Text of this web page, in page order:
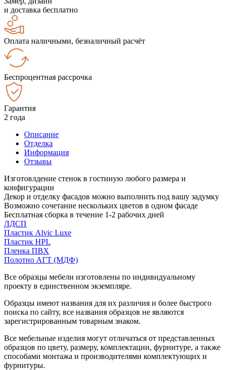
и доставка бесплатно
Оплата наличными, безналичный расчёт
Беспроцентная рассрочка
Гарантия
2 года
Описание
Отделка
Информация
Отзывы
Изготовлдение стенок в гостиную любого размера и
конфигурации
Декор и отделку фасадов можно выполнить под вашу задумку
Возможно сочетание нескольких цветов в одном фасаде
Бесплатная сборка в течение 1-2 рабочих дней
ЛДСП
Пластик Alvic Luxe
Пластик HPL
Пленка ПВХ
Полотно АГТ (МДФ)
Все образцы мебели изготовлены по индивидуальному
проекту в единственном экземпляре.
Образцы имеют названия для их различия и более быстрого
поиска по сайту, все названия образцов не являются
зарегистрированным товарным знаком.
Все мебельные изделия могут отличаться от представленных
образцов по цвету, размеру, комплектации, фурнитуре, а также
способами монтажа и производителями комплектующих и
фурнитуры.